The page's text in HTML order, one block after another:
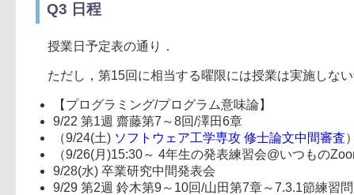
Q3 日程
授業日予定表の通り．
ただし，第15回に相当する曜限には授業は実施しな
【プログラミング/プログラム意味論】
9/22 第1週 齋藤第7～8回/澤田6章
（9/24(土) ソフトウェア工学専攻 修士論文中間審査）
（9/26(月)15:30～ 4年生の発表練習会@いつもの
9/28(水) 卒業研究中間発表会
9/29 第2週 鈴木第9～10回/山田第7章～7.3.1節練習